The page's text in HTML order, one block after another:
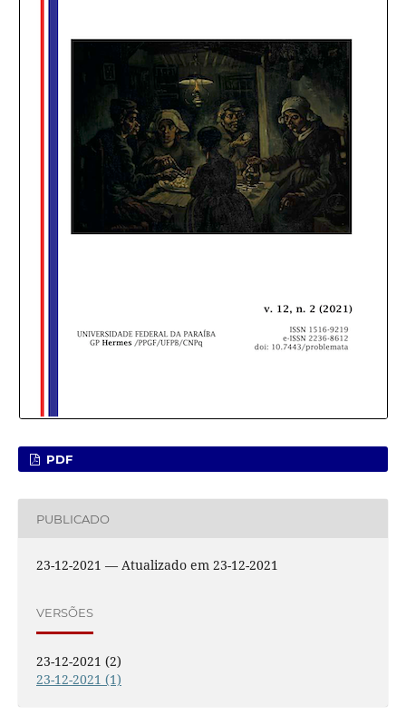
PDF
PUBLICADO
23-12-2021 — Atualizado em 23-12-2021
VERSÕES
23-12-2021 (2)
23-12-2021 (1)